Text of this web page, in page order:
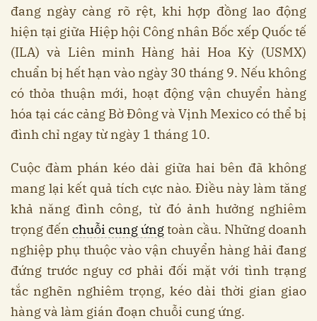
đang ngày càng rõ rệt, khi hợp đồng lao động
hiện tại giữa Hiệp hội Công nhân Bốc xếp Quốc tế
(ILA) và Liên minh Hàng hải Hoa Kỳ (USMX)
chuẩn bị hết hạn vào ngày 30 tháng 9. Nếu không
có thỏa thuận mới, hoạt động vận chuyển hàng
hóa tại các cảng Bờ Đông và Vịnh Mexico có thể bị
đình chỉ ngay từ ngày 1 tháng 10.
Cuộc đàm phán kéo dài giữa hai bên đã không
mang lại kết quả tích cực nào. Điều này làm tăng
khả năng đình công, từ đó ảnh hưởng nghiêm
trọng đến chuỗi cung ứngtoàn cầu. Những doanh
nghiệp phụ thuộc vào vận chuyển hàng hải đang
đứng trước nguy cơ phải đối mặt với tình trạng
tắc nghẽn nghiêm trọng, kéo dài thời gian giao
hàng và làm gián đoạn chuỗi cung ứng.